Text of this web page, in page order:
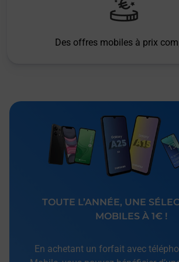
Des offres mobiles à prix
TOUTE L’ANNÉE, UNE
MOBILES À 1€ !
En achetant un forfait avec